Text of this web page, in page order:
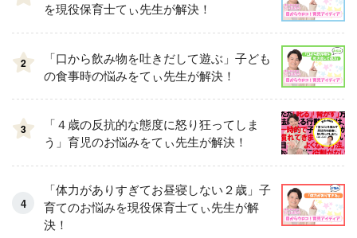
を現役保育士てぃ先生が解決！
2
「口から飲み物を吐きだして遊ぶ」子ども
の食事時の悩みをてぃ先生が解決！
3
「４歳の反抗的な態度に怒り狂ってしま
う」育児のお悩みをてぃ先生が解決！
「体力がありすぎてお昼寝しない２歳」子
育てのお悩みを現役保育士てぃ先生が解
決！